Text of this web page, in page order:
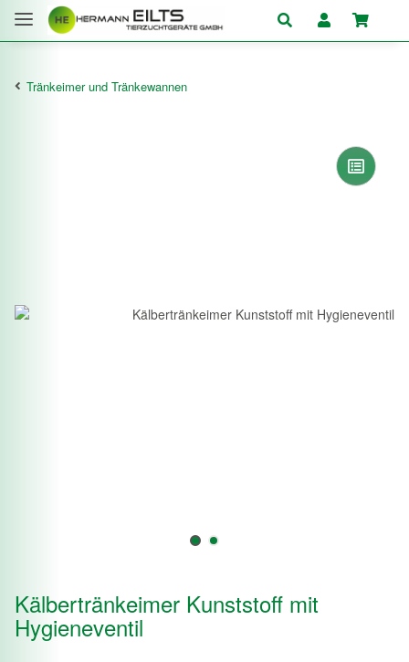
Tränkeimer und Tränkewannen
Kälbertränkeimer Kunststoff mit
Hygieneventil